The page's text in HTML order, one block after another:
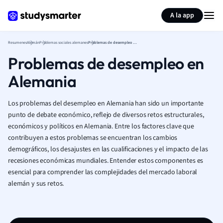
A la app
ResumenesAlemánProblemas sociales alemanes Problemas de desempleo en Alemania
Problemas de desempleo en
Alemania
Los problemas del desempleo en Alemania han sido un importante
punto de debate económico, reflejo de diversos retos estructurales,
económicos y políticos en Alemania. Entre los factores clave que
contribuyen a estos problemas se encuentran los cambios
demográficos, los desajustes en las cualificaciones y el impacto de las
recesiones económicas mundiales. Entender estos componentes es
esencial para comprender las complejidades del mercado laboral
alemán y sus retos.
Resumir página